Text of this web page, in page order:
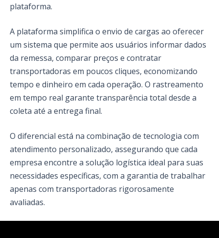
plataforma.
A plataforma simplifica o envio de cargas ao oferecer
um sistema que permite aos usuários informar dados
da remessa, comparar preços e contratar
transportadoras em poucos cliques, economizando
tempo e dinheiro em cada operação. O rastreamento
em tempo real garante transparência total desde a
coleta até a entrega final.
O diferencial está na combinação de tecnologia com
atendimento personalizado, assegurando que cada
empresa encontre a solução logística ideal para suas
necessidades específicas, com a garantia de trabalhar
apenas com transportadoras rigorosamente
avaliadas.